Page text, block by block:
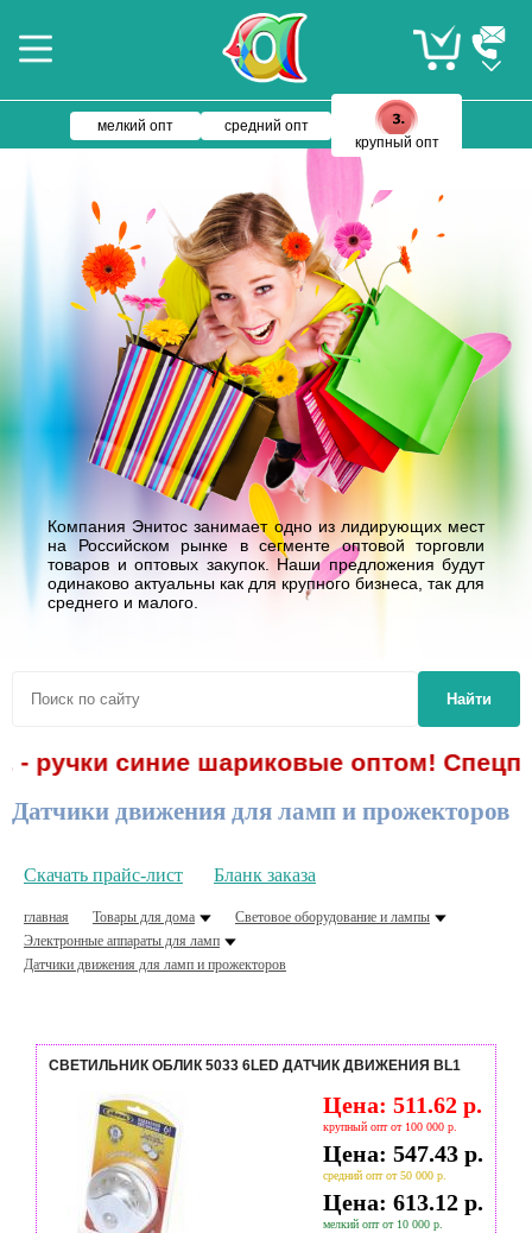
мелкий опт
средний опт
крупный опт
Компания Энитос занимает одно из лидирующих мест
на Российском рынке в сегменте оптовой торговли
товаров и оптовых закупок. Наши предложения будут
одинаково актуальны как для крупного бизнеса, так для
среднего и малого.
Найти
ручки синие шариковые оптом!
Датчики движения для ламп и прожекторов
Скачать прайс-лист Бланк заказа
главная Товары для дома
Световое оборудование и лампы
Электронные аппараты для ламп
Датчики движения для ламп и прожекторов
СВЕТИЛЬНИК ОБЛИК 5033 6LED ДАТЧИК ДВИЖЕНИЯ BL1
Цена: 511.62 р.
крупный опт от 100 000 р.
Цена: 547.43 р.
средний опт от 50 000 р.
Цена: 613.12 р.
мелкий опт от 10 000 р.